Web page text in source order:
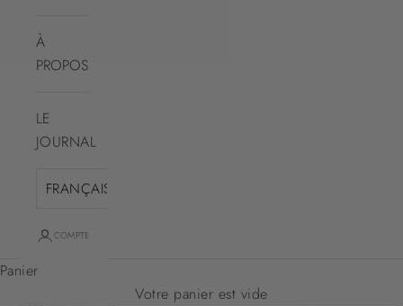
À
PROPOS
LE
JOURNAL
FRANÇAIS
COMPTE
Panier
Votre panier est vide